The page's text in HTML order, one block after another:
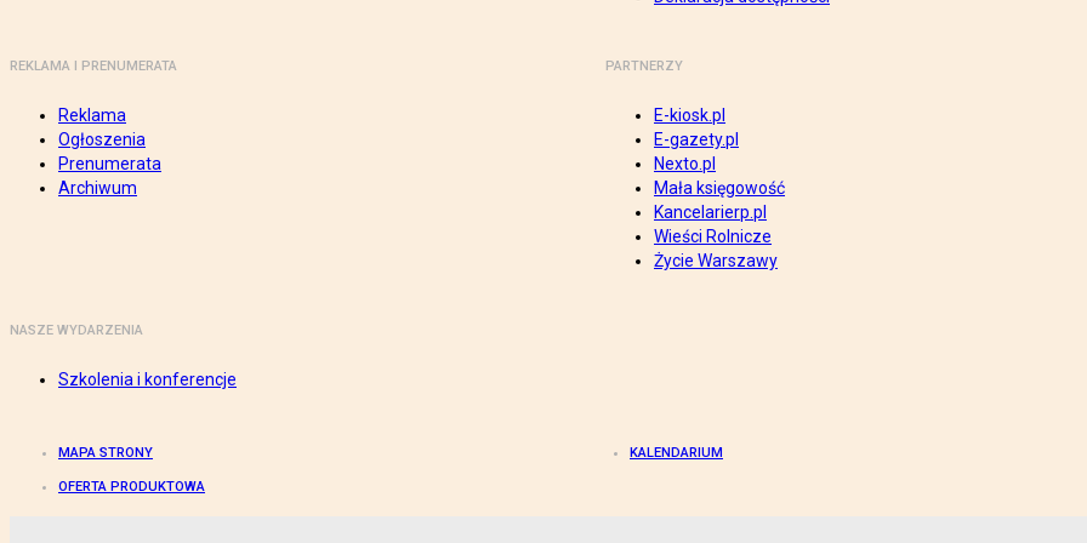
REKLAMA I PRENUMERATA
Reklama
Ogłoszenia
Prenumerata
Archiwum
PARTNERZY
E-kiosk.pl
E-gazety.pl
Nexto.pl
Mała księgowość
Kancelarierp.pl
Wieści Rolnicze
Życie Warszawy
NASZE WYDARZENIA
Szkolenia i konferencje
MAPA STRONY KALENDARIUM
OFERTA PRODUKTOWA